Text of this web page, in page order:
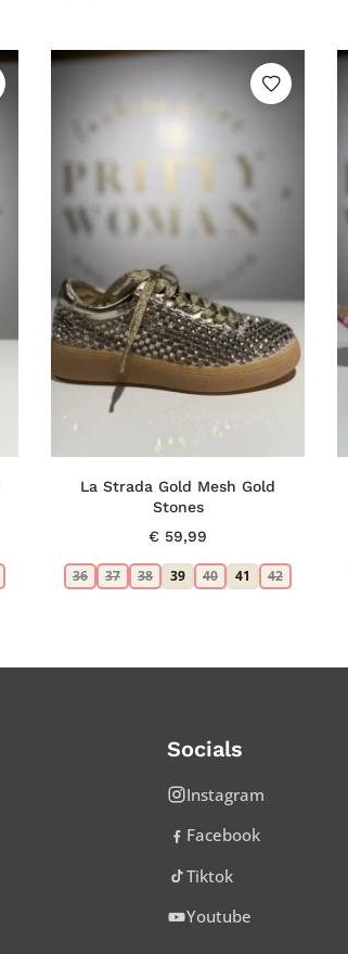
La Strada Gold Mesh Gold
Stones
€ 59,99
36 37 38 39 40 41 42
Socials
Instagram
Facebook
Tiktok
Youtube